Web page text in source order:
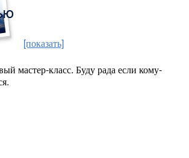
[показать]
мастер-класс. Буду рада если кому-